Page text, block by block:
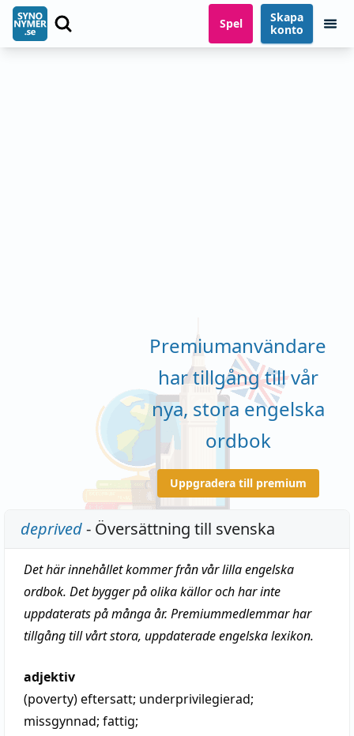
Spel
Skapa
konto
Premiumanvändare
har tillgång till vår
nya, stora engelska
ordbok
Uppgradera till premium
deprived- Översättning till svenska
Det här innehållet kommer från vår lilla engelska
ordbok. Det bygger på olika källor och har inte
uppdaterats på många år. Premiummedlemmar har
tillgång till vårt stora, uppdaterade engelska lexikon.
adjektiv
(poverty)eftersatt; underprivilegierad;
missgynnad; fattig;